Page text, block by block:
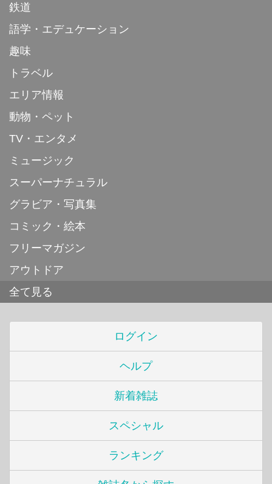
鉄道
語学・エデュケーション
趣味
トラベル
エリア情報
動物・ペット
TV・エンタメ
ミュージック
スーパーナチュラル
グラビア・写真集
コミック・絵本
フリーマガジン
アウトドア
全て見る
ログイン
ヘルプ
新着雑誌
スペシャル
ランキング